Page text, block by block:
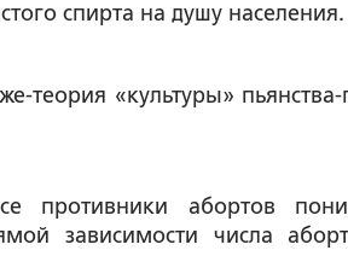
спирта на душу населения.
теория «культуры» пьянства-
противники абортов
зависимости числа